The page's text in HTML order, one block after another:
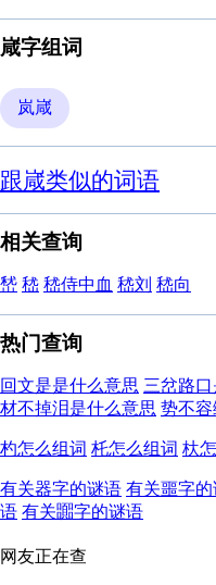
嵅字组词
岚嵅
跟嵅类似的词语
相关查询
嵆 嵇 嵇侍中血 嵇刘 嵇向
热门查询
回文是是什么意思 三岔路
材不掉泪是什么意思 势不
杓怎么组词 杔怎么组词 杕
有关器字的谜语 有关噩字
语 有关嚻字的谜语
网友正在查